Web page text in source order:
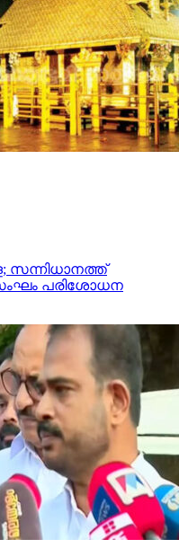
സന്നിധാനത്ത്
പരിശോധന